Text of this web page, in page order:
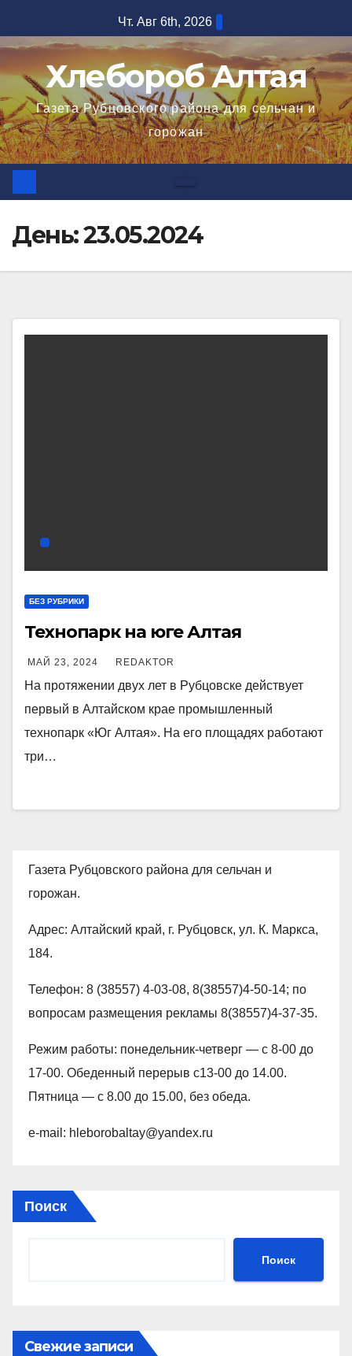
к
Чт. Авг 6th, 2026
Хлебороб Алтая
Газета Рубцовского района для сельчан и
горожан
День:23.05.2024
БЕЗ РУБРИКИ
Технопарк на юге Алтая
МАЙ 23, 2024 REDAKTOR
На протяжении двух лет в Рубцовске действует
первый в Алтайском крае промышленный
технопарк «Юг Алтая». На его площадях работают
три…
Газета Рубцовского района для сельчан и
горожан.
Адрес: Алтайский край, г. Рубцовск, ул. К. Маркса,
184.
Телефон: 8 (38557) 4-03-08, 8(38557)4-50-14; по
вопросам размещения рекламы 8(38557)4-37-35.
Режим работы: понедельник-четверг — с 8-00 до
17-00. Обеденный перерыв с13-00 до 14.00.
Пятница — с 8.00 до 15.00, без обеда.
e-mail: hleborobaltay@yandex.ru
Поиск
Поиск
Свежие записи